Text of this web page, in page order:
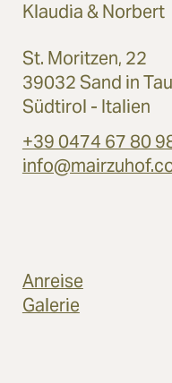
Klaudia & Norbert
St. Moritzen, 22
39032 Sand in
Südtirol - Italien
+39 0474 67 80
Anreise
Galerie